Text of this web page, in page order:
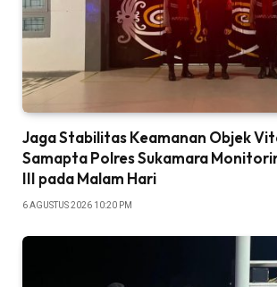
Jaga Stabilitas Keamanan Objek
Samapta Polres Sukamara
III pada Malam Hari
6 AGUSTUS 2026 10:20 PM